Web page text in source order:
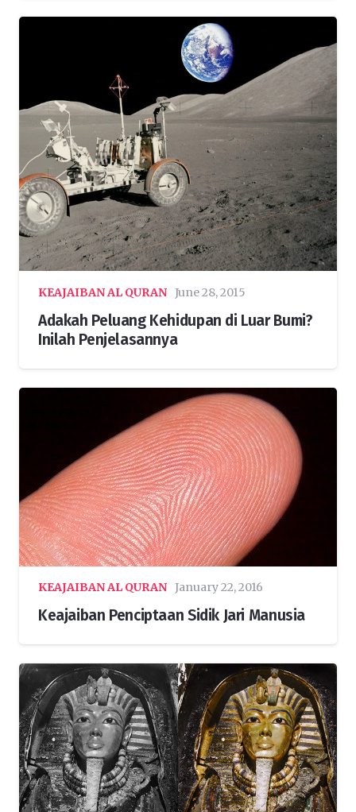
KEAJAIBAN AL QURAN June 28, 2015
Adakah Peluang Kehidupan di Luar Bumi?
Inilah Penjelasannya
KEAJAIBAN AL QURAN January 22, 2016
Keajaiban Penciptaan Sidik Jari Manusia